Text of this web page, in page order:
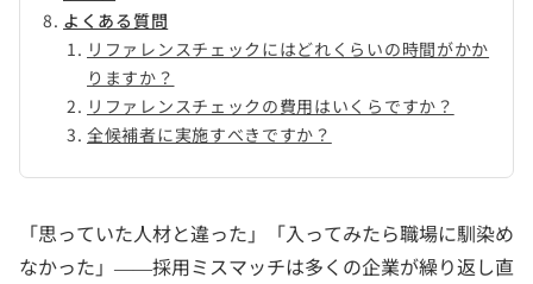
よくある質問
リファレンスチェックにはどれくらいの時間がかか
りますか？
リファレンスチェックの費用はいくらですか？
全候補者に実施すべきですか？
「思っていた人材と違った」「入ってみたら職場に馴染め
なかった」——採用ミスマッチは多くの企業が繰り返し直